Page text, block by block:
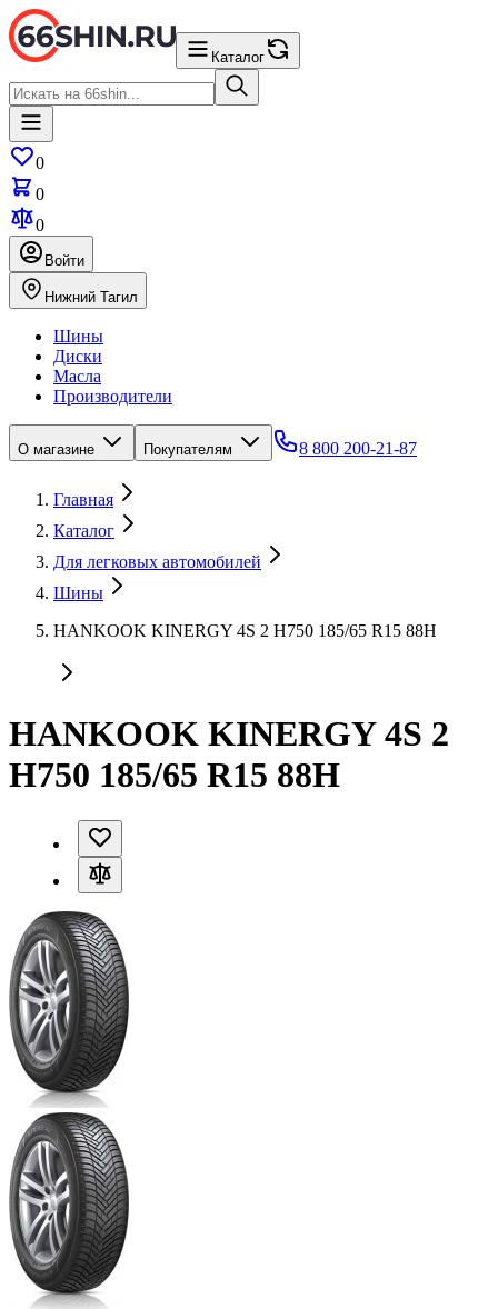
Каталог
0
0
0
Войти
Нижний Тагил
Шины
Диски
Масла
Производители
О магазине Покупателям 8 800 200-21-87
Главная
Каталог
Для легковых автомобилей
Шины
HANKOOK KINERGY 4S 2 H750 185/65 R15 88H
HANKOOK KINERGY 4S 2
H750 185/65 R15 88H